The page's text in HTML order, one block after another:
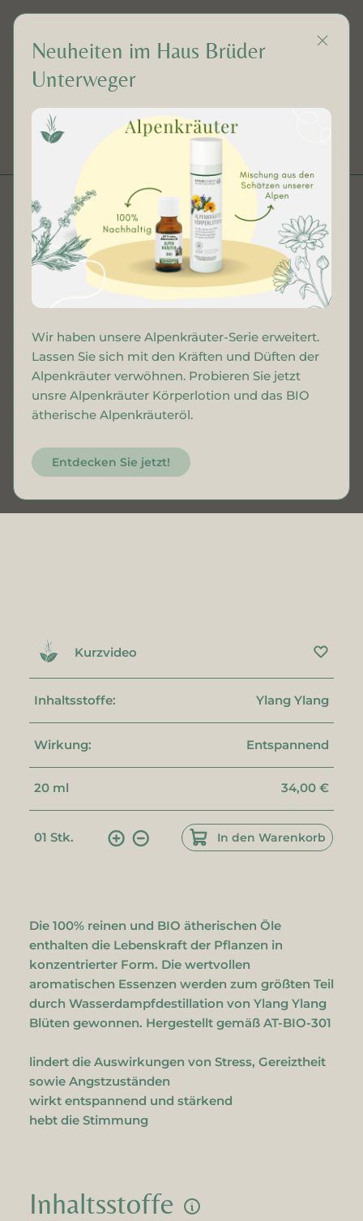
Bio Ylang Ylangöl
Inhaltsstoffe
Die 100% reinen und BIO ätherischen Öle
enthalten die Lebenskraft der Pflanzen in
konzentrierter Form. Die wertvollen
aromatischen Essenzen werden zum größten Teil
durch Wasserdampfdestillation von Ylang Ylang
Blüten gewonnen. Hergestellt gemäß AT-BIO-301
lindert die Auswirkungen von Stress, Gereiztheit
sowie Angstzuständen
wirkt entspannend und stärkend
hebt die Stimmung
Kurzvideo
Inhaltsstoffe: Ylang Ylang
Wirkung: Entspannend
20 ml 34,00 €
01 Stk. In den Warenkorb
Neuheiten im Haus Brüder
Unterweger
Wir haben unsere Alpenkräuter-Serie erweitert.
Lassen Sie sich mit den Kräften und Düften der
Alpenkräuter verwöhnen. Probieren Sie jetzt
unsre Alpenkräuter Körperlotion und das BIO
ätherische Alpenkräuteröl.
Entdecken Sie jetzt!